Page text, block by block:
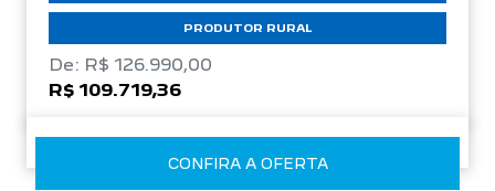
PRODUTOR RURAL
De: R$ 126.990,00
R$ 109.719,36
CONFIRA A OFERTA